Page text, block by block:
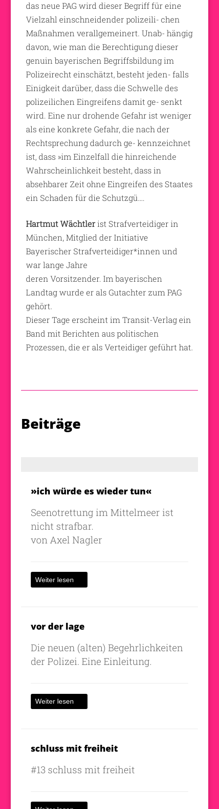
das neue PAG wird dieser Begriff für eine
Vielzahl einschneidender polizeili- chen
Maßnahmen verallgemeinert. Unab- hängig
davon, wie man die Berechtigung dieser
genuin bayerischen Begriffsbildung im
Polizeirecht einschätzt, besteht jeden- falls
Einigkeit darüber, dass die Schwelle des
polizeilichen Eingreifens damit ge- senkt
wird. Eine nur drohende Gefahr ist weniger
als eine konkrete Gefahr, die nach der
Rechtsprechung dadurch ge- kennzeichnet
ist, dass »im Einzelfall die hinreichende
Wahrscheinlichkeit besteht, dass in
absehbarer Zeit ohne Eingreifen des Staates
ein Schaden für die Schutzgü….
Hartmut Wächtlerist Strafverteidiger in
München, Mitglied der Initiative
Bayerischer Strafverteidiger*innen und
war lange Jahre
deren Vorsitzender. Im bayerischen
Landtag wurde er als Gutachter zum PAG
gehört.
Dieser Tage erscheint im Transit-Verlag ein
Band mit Berichten aus politischen
Prozessen, die er als Verteidiger geführt hat.
Beiträge
»ich würde es wieder tun«
Seenotrettung im Mittelmeer ist
nicht strafbar.
von Axel Nagler
Weiter lesen
vor der lage
Die neuen (alten) Begehrlichkeiten
der Polizei. Eine Einleitung.
Weiter lesen
schluss mit freiheit
#13 schluss mit freiheit